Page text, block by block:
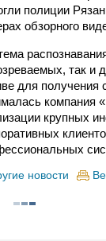
полиции
обзорного
так и
для получения
компания
крупных
новости